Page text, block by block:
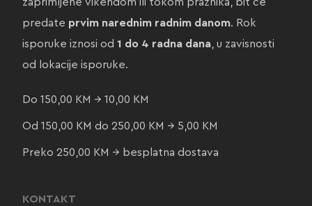
predate prvim narednim radnim danom. Rok
isporuke iznosi od 1 do 4 radna dana, u zavisnosti
od lokacije isporuke.
Do 150,00 KM → 10,00 KM
Od 150,00 KM do 250,00 KM → 5,00 KM
Preko 250,00 KM → besplatna dostava
KONTAKT